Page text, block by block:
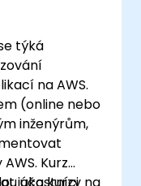
a
týká
na AWS.
(online nebo
inženýrům,
Kurz
jako kurzy na
účastníci